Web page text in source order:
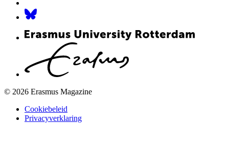
© 2026 Erasmus Magazine
Cookiebeleid
Privacyverklaring